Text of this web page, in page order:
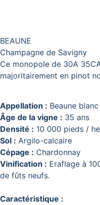
BEAUNE
Champagne de Savigny
Ce monopole de 30A
majoritairement en pinot
Appellation : Beaune blanc
Âge de la vigne : 35 ans
Densité : 10 000 pieds /
Sol : Argilo-calcaire
Cépage : Chardonnay
Vinification : Eraflage à
de fûts neufs.
Caractéristique :